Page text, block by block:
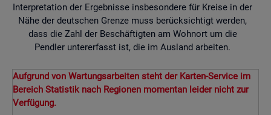
Interpretation der Ergebnisse insbesondere für Kreise in der
Nähe der deutschen Grenze muss berücksichtigt werden,
dass die Zahl der Beschäftigten am Wohnort um die
Pendler untererfasst ist, die im Ausland arbeiten.
Aufgrund von Wartungsarbeiten steht der Karten-Service im
Bereich Statistik nach Regionen momentan leider nicht zur
Verfügung.